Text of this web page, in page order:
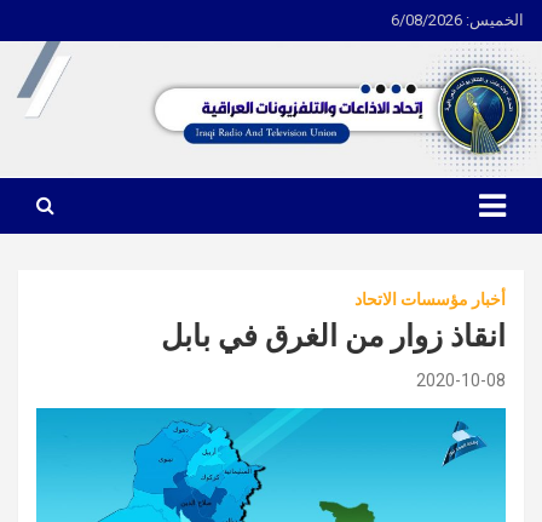
الخميس: 6/08/2026
Skip
to
content
اتحاد الاذاعات والتلفزيونات العراقية
أخبار مؤسسات الاتحاد
انقاذ زوار من الغرق في بابل
2020-10-08